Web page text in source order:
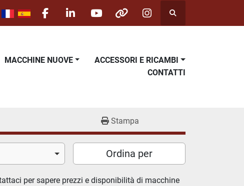
facebooklinkedinyoutubeotherinstagram
Cerca
MACCHINE NUOVE
ACCESSORI E RICAMBI
CONTATTI
Stampa
Ordina per
per sapere prezzi e disponibilità di macchine